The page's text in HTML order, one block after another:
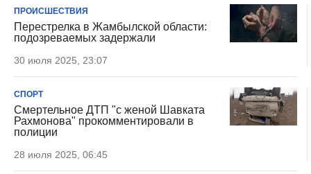
ПРОИСШЕСТВИЯ
Перестрелка в Жамбылской области:
подозреваемых задержали
30 июля 2025, 23:07
СПОРТ
Смертельное ДТП "с женой Шавката
Рахмонова" прокомментировали в
полиции
28 июля 2025, 06:45